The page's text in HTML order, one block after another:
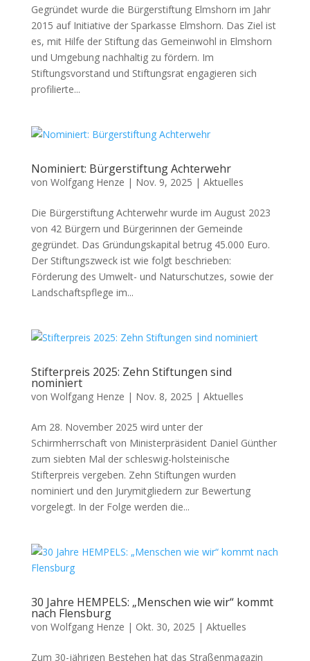
Gegründet wurde die Bürgerstiftung Elmshorn im Jahr
2015 auf Initiative der Sparkasse Elmshorn. Das Ziel ist
es, mit Hilfe der Stiftung das Gemeinwohl in Elmshorn
und Umgebung nachhaltig zu fördern. Im
Stiftungsvorstand und Stiftungsrat engagieren sich
profilierte...
Nominiert: Bürgerstiftung Achterwehr
von Wolfgang Henze | Nov. 9, 2025 | Aktuelles
Die Bürgerstiftung Achterwehr wurde im August 2023
von 42 Bürgern und Bürgerinnen der Gemeinde
gegründet. Das Gründungskapital betrug 45.000 Euro.
Der Stiftungszweck ist wie folgt beschrieben:
Förderung des Umwelt- und Naturschutzes, sowie der
Landschaftspflege im...
Stifterpreis 2025: Zehn Stiftungen sind
nominiert
von Wolfgang Henze | Nov. 8, 2025 | Aktuelles
Am 28. November 2025 wird unter der
Schirmherrschaft von Ministerpräsident Daniel Günther
zum siebten Mal der schleswig-holsteinische
Stifterpreis vergeben. Zehn Stiftungen wurden
nominiert und den Jurymitgliedern zur Bewertung
vorgelegt. In der Folge werden die...
30 Jahre HEMPELS: „Menschen wie wir“ kommt
nach Flensburg
von Wolfgang Henze | Okt. 30, 2025 | Aktuelles
Zum 30-jährigen Bestehen hat das Straßenmagazin